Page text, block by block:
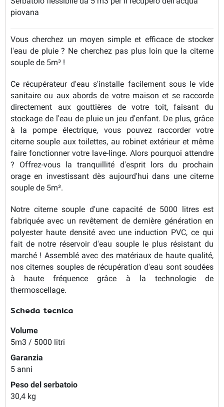
piovana
Vous cherchez un moyen simple et efficace de stocker
l'eau de pluie ? Ne cherchez pas plus loin que la citerne
souple de 5m³ !
Ce récupérateur d'eau s'installe facilement sous le vide
sanitaire ou aux abords de votre maison et se raccorde
directement aux gouttières de votre toit, faisant du
stockage de l'eau de pluie un jeu d'enfant. De plus, grâce
à la pompe électrique, vous pouvez raccorder votre
citerne souple aux toilettes, au robinet extérieur et même
faire fonctionner votre lave-linge. Alors pourquoi attendre
? Offrez-vous la tranquillité d'esprit lors du prochain
orage en investissant dès aujourd'hui dans une citerne
souple de 5m³.
Notre citerne souple d'une capacité de 5000 litres est
fabriquée avec un revêtement de dernière génération en
polyester haute densité avec une induction PVC, ce qui
fait de notre réservoir d'eau souple le plus résistant du
marché ! Assemblé avec des matériaux de haute qualité,
nos citernes souples de récupération d'eau sont soudées
à haute fréquence grâce à la technologie de
thermoscellage.
Scheda tecnica
Volume
5m3 / 5000 litri
Garanzia
5 anni
Peso del serbatoio
30,4 kg